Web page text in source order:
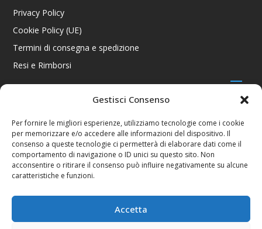
Gestisci Consenso
Per fornire le migliori esperienze, utilizziamo tecnologie come i cookie
per memorizzare e/o accedere alle informazioni del dispositivo. Il
consenso a queste tecnologie ci permetterà di elaborare dati come il
comportamento di navigazione o ID unici su questo sito. Non
acconsentire o ritirare il consenso può influire negativamente su alcune
caratteristiche e funzioni.
Accetta
Privacy Policy
Cookie Policy (UE)
Termini di consegna e spedizione
Resi e Rimborsi
CONTATTI
Via R. Giuliani 70/c Rosso, 50141 Firenze FI
+39 055 4289002 / +39 392 2343100
info@consolestation.it
P.Iva 04990180483